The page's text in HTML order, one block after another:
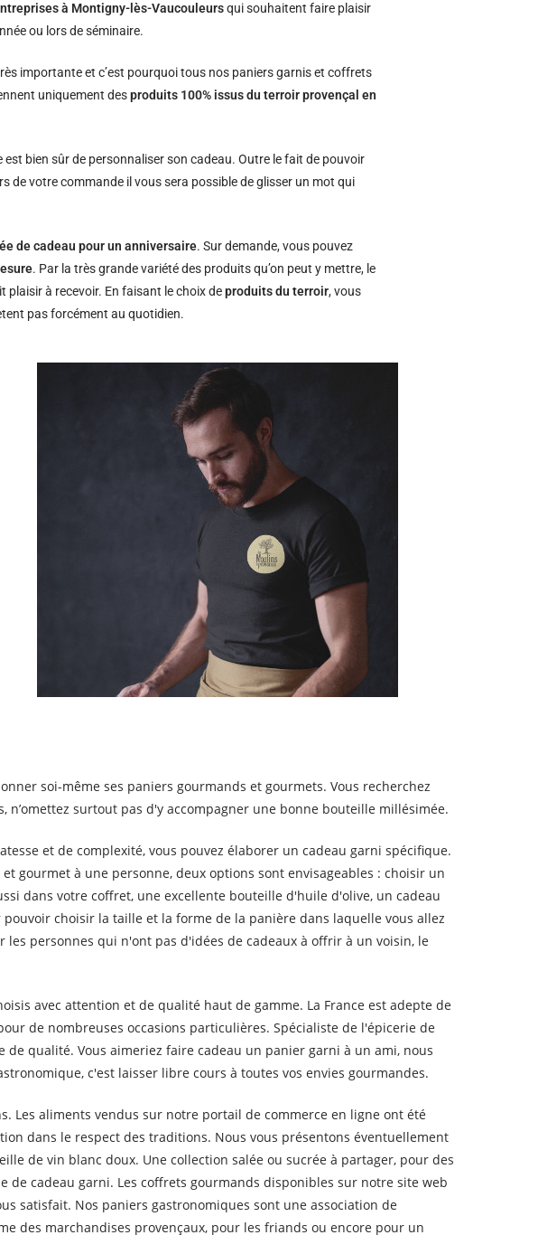
à Montigny-lès-Vaucouleursqui souhaitent faire plaisir
ou lors de séminaire.
importante et c’est pourquoi tous nos paniers garnis et coffrets
uniquement desproduits 100% issus du terroir provençal en
bien sûr de personnaliser son cadeau. Outre le fait de pouvoir
de votre commande il vous sera possible de glisser un mot qui
de cadeau pour un anniversaire. Sur demande, vous pouvez
. Par la très grande variété des produits qu’on peut y mettre, le
à recevoir. En faisant le choix deproduits du terroir, vous
pas forcément au quotidien.
soi-même ses paniers gourmands et gourmets. Vous recherchez
surtout pas d'y accompagner une bonne bouteille millésimée.
et de complexité, vous pouvez élaborer un cadeau garni spécifique.
gourmet à une personne, deux options sont envisageables : choisir un
dans votre coffret, une excellente bouteille d'huile d'olive, un cadeau
choisir la taille et la forme de la panière dans laquelle vous allez
personnes qui n'ont pas d'idées de cadeaux à offrir à un voisin, le
avec attention et de qualité haut de gamme. La France est adepte de
de nombreuses occasions particulières. Spécialiste de l'épicerie de
qualité. Vous aimeriez faire cadeau un panier garni à un ami, nous
c'est laisser libre cours à toutes vos envies gourmandes.
Les aliments vendus sur notre portail de commerce en ligne ont été
dans le respect des traditions. Nous vous présentons éventuellement
de vin blanc doux. Une collection salée ou sucrée à partager, pour des
cadeau garni. Les coffrets gourmands disponibles sur notre site web
satisfait. Nos paniers gastronomiques sont une association de
des marchandises provençaux, pour les friands ou encore pour un